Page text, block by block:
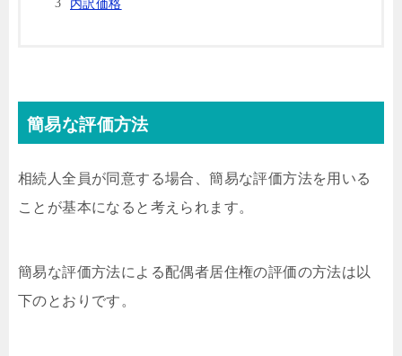
内訳価格
簡易な評価方法
相続人全員が同意する場合、簡易な評価方法を用いる
ことが基本になると考えられます。
簡易な評価方法による配偶者居住権の評価の方法は以
下のとおりです。